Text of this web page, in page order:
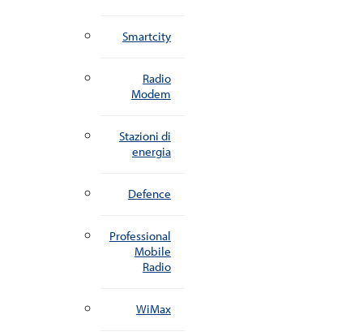
Smartcity
Radio
Modem
Stazioni di
energia
Defence
Professional
Mobile
Radio
WiMax